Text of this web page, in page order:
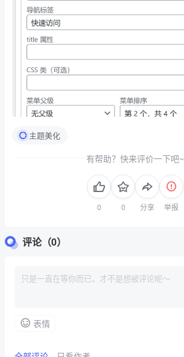
主题美化
有帮助？快来评价一下吧~
分享 举报
评论（0）
表情